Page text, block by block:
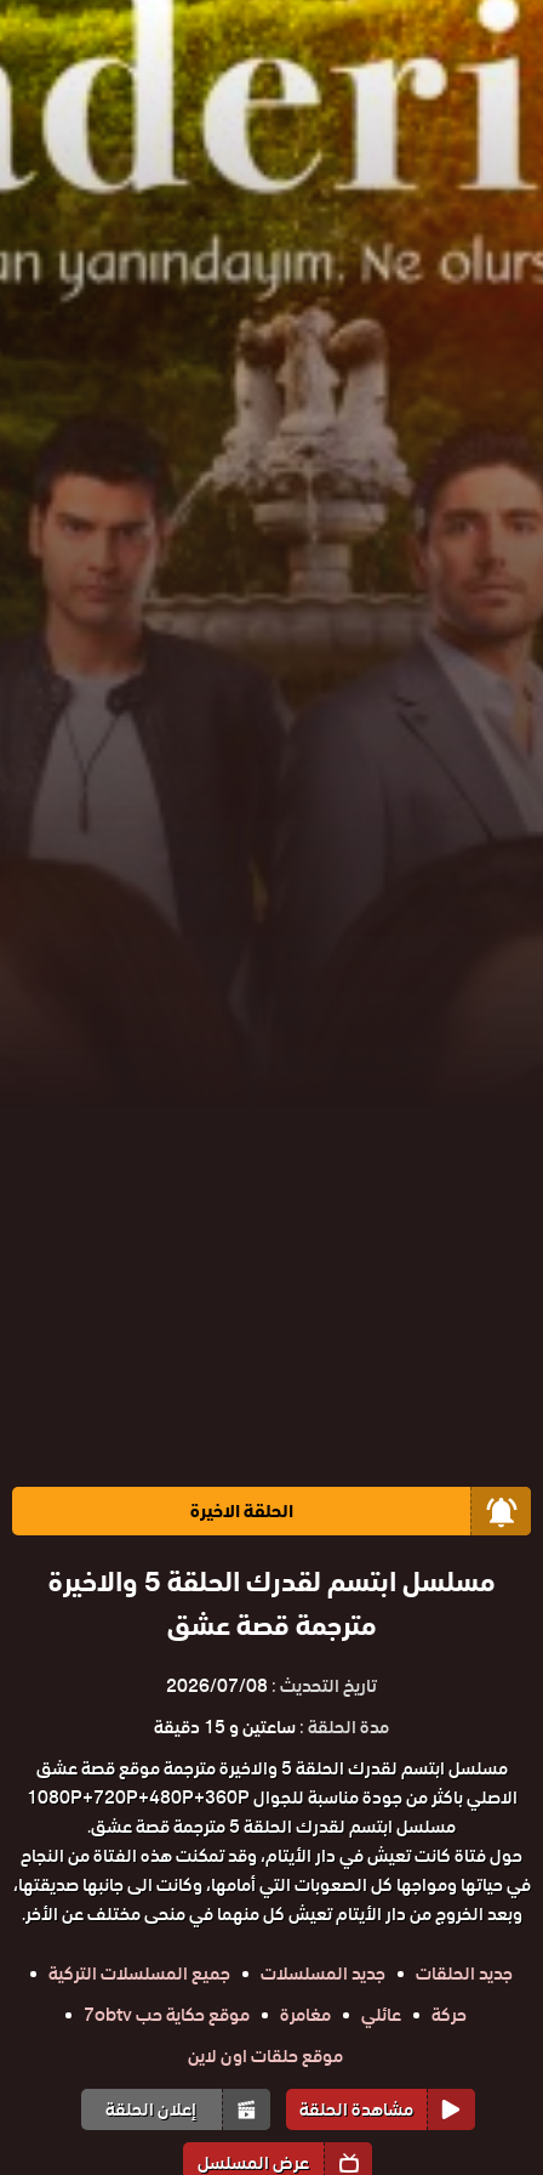
الحلقة الاخيرة
مسلسل ابتسم لقدرك الحلقة 5 والاخيرة
مترجمة قصة عشق
تاريخ التحديث :2026/07/08
مدة الحلقة :ساعتين و 15 دقيقة
مسلسل ابتسم لقدرك الحلقة 5 والاخيرة مترجمة موقع قصة عشق
الاصلي باكثر من جودة مناسبة للجوال 1080P+720P+480P+360P
مسلسل ابتسم لقدرك الحلقة 5 مترجمة قصة عشق.
حول فتاة كانت تعيش في دار الأيتام، وقد تمكنت هذه الفتاة من النجاح
في حياتها ومواجها كل الصعوبات التي أمامها، وكانت الى جانبها صديقتها،
وبعد الخروج من دار الأيتام تعيش كل منهما في منحى مختلف عن الأخر.
جديد الحلقات
جديد المسلسلات
جميع المسلسلات التركية
حركة
عائلي مغامرة
موقع حكاية حب 7obtv
موقع حلقات اون لاين
مشاهدة الحلقة
إعلان الحلقة
عرض المسلسل